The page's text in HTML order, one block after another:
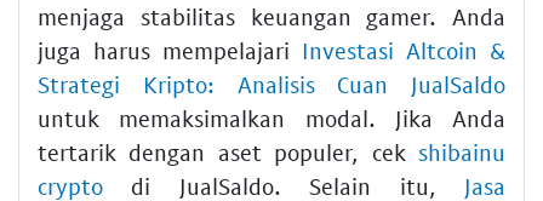
menjaga stabilitas keuangan gamer. Anda
juga harus mempelajari Investasi Altcoin &
Strategi Kripto: Analisis Cuan JualSaldo
untuk memaksimalkan modal. Jika Anda
tertarik dengan aset populer, cek shibainu
crypto di JualSaldo. Selain itu, Jasa